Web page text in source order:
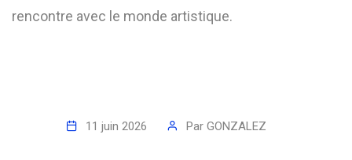
rencontre avec le monde artistique.
11 juin 2026 Par GONZALEZ